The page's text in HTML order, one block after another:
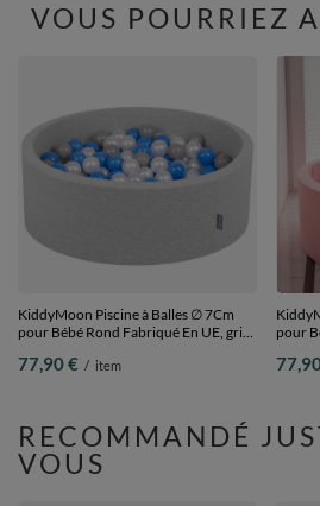
VOUS POURRIEZ
KiddyMoon Piscine à Balles ∅ 7Cm
pour Bébé Rond Fabriqué En UE, gris
Balles
77,90 € / item
pour
RECOMMANDÉ
VOUS